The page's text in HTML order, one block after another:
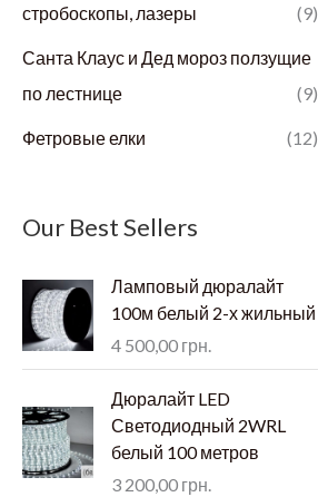
стробоскопы, лазеры
(9)
Санта Клаус и Дед мороз ползущие
по лестнице
(9)
Фетровые елки (12)
Our Best Sellers
Ламповый дюралайт
100м белый 2-х жильный
4 500,00 грн.
Дюралайт LED
Светодиодный 2WRL
белый 100 метров
3 200,00 грн.